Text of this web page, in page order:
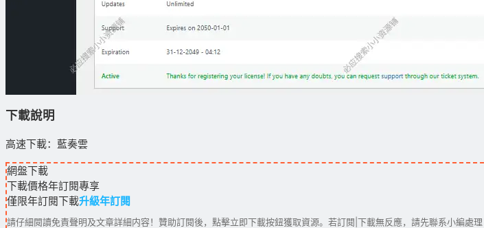
下載說明
高速下載：藍奏雲
網盤下載
下載價格年訂閱專享
僅限年訂閱下載升級年訂閱
請仔細閱讀免責聲明及文章詳細内容！贊助訂閱後，點擊立即下載按鈕獲取資源。若訂閱|下載無反應，請先聯系小編處理